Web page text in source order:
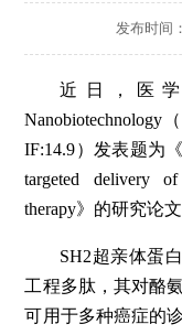
发布时间
近日，医
Nanobiotechnology
IF:14.9）发表题为《
targeted delivery
therapy》的研究论文
SH2超亲体蛋
工程多肽，其对酪
可用于多种癌症的